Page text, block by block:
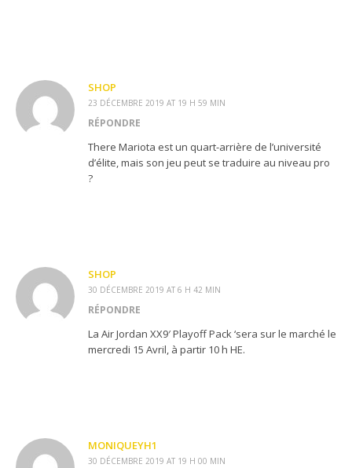
SHOP
23 DÉCEMBRE 2019 AT 19 H 59 MIN
RÉPONDRE
There Mariota est un quart-arrière de l’université
d’élite, mais son jeu peut se traduire au niveau pro
?
SHOP
30 DÉCEMBRE 2019 AT 6 H 42 MIN
RÉPONDRE
La Air Jordan XX9′ Playoff Pack ‘sera sur le marché le
mercredi 15 Avril, à partir 10 h HE.
MONIQUEYH1
30 DÉCEMBRE 2019 AT 19 H 00 MIN